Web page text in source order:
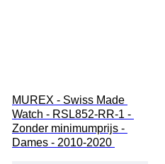
MUREX - Swiss Made
Watch - RSL852-RR-1 -
Zonder minimumprijs -
Dames - 2010-2020